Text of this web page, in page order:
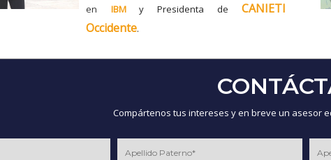
en
IBM y Presidenta de CANIETI
Occidente.
Compártenos tus intereses y en breve un asesor